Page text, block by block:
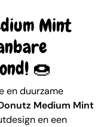
Mint
🍩
en duurzame
Medium Mint
en een